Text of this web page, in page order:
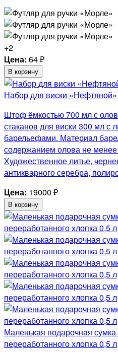
+2
Цена: 64₽
В корзину
Набор для виски «Нефтяной»
Штоф ёмкостью 700 мл с
стаканов для виски 300 мл с
барельефами. Материал
содержанием олова не
Художественное литье,
антикварного серебра,
Цена: 19000 ₽
В корзину
Маленькая подарочная
переработанного хлопка 0,5 л